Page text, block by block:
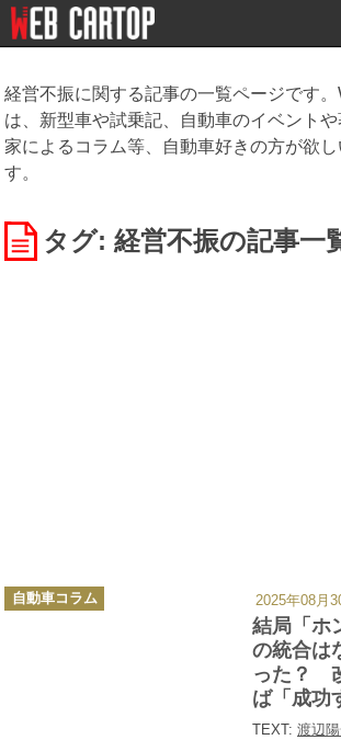
経営不振に関する記事の一覧ページです
は、新型車や試乗記、自動車のイベント
家によるコラム等、自動車好きの方が欲
す。
タグ: 経営不振の記事一
結局「ホ
の統合は
った？
ば「成功
小」のプ
TEXT: 渡辺
カ
テ
自動車コラム 2025年08月